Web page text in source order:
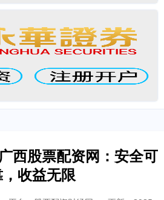
西股票配资网：安全可
收益无限